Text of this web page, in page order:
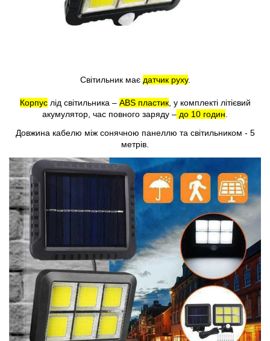
Світильник має датчик руху.
Корпуслід світильника – ABS пластик, у комплекті літієвий
акумулятор, час повного заряду – до 10 годин.
Довжина кабелю між сонячною панеллю та світильником - 5
метрів.